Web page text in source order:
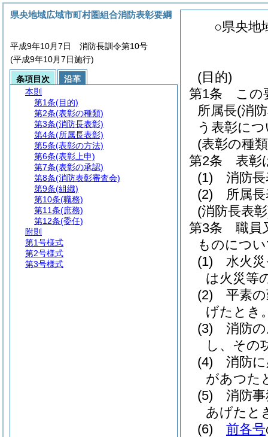
○県央地
(目的)
第1条
この
所属長(消
う表彰に
(表彰の種
第2条
表彰
(1)
消防
(2)
所属
(消防長表
第3条
職員
ものにつ
(1)
水火
は火災等
(2)
平素
げたとき
(3)
消防
し、その
(4)
消防
があつた
(5)
消防
あげたと
(6)
前各号
県央地域広域市町村圏組合消防表彰要綱
平成9年10月7日 消防長訓令第10号
(平成9年10月7日施行)
条項目次
沿革
本則
第1条(目的)
第2条(表彰の種類)
第3条(消防長表彰)
第4条(所属長表彰)
第5条(表彰の方法)
第6条(表彰上申)
第7条(表彰の承認)
第8条(消防表彰審査会)
第9条(組織)
第10条(職務)
第11条(庶務)
第12条(委任)
附則
第1号様式
第2号様式
第3号様式